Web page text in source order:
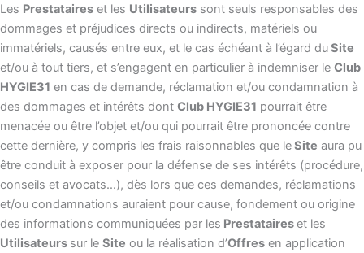
Les Prestataires et les Utilisateurs sont seuls responsables des
dommages et préjudices directs ou indirects, matériels ou
immatériels, causés entre eux, et le cas échéant à l’égard duSite
et/ou à tout tiers, et s’engagent en particulier à indemniser le Club
HYGIE31 en cas de demande, réclamation et/ou condamnation à
des dommages et intérêts dont Club HYGIE31 pourrait être
menacée ou être l’objet et/ou qui pourrait être prononcée contre
cette dernière, y compris les frais raisonnables que leSite aura pu
être conduit à exposer pour la défense de ses intérêts (procédure,
conseils et avocats…), dès lors que ces demandes, réclamations
et/ou condamnations auraient pour cause, fondement ou origine
des informations communiquées par les Prestataireset les
Utilisateurs sur le Site ou la réalisation d’Offres en application